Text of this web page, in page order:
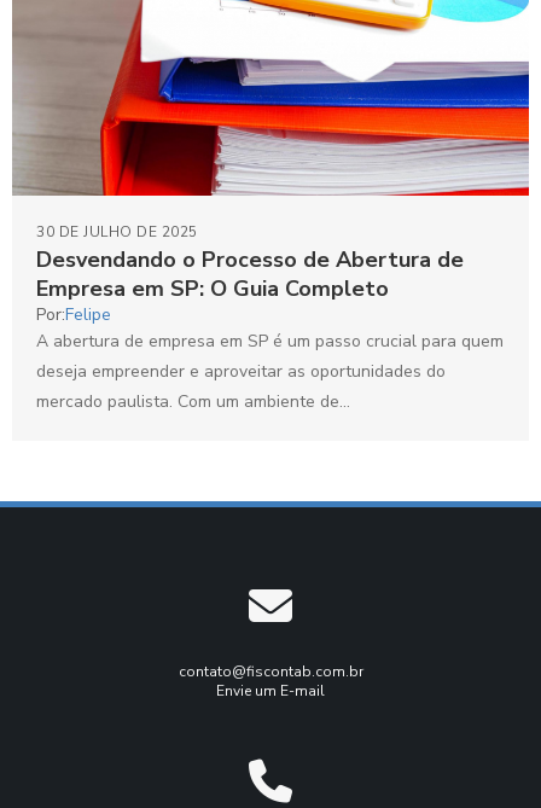
Desvendando o Processo de Abertura de
Empresa em SP: O Guia Completo
30 DE JULHO DE 2025
Por:Felipe
A abertura de empresa em SP é um passo crucial para quem
deseja empreender e aproveitar as oportunidades do
mercado paulista. Com um ambiente de...
contato@fiscontab.com.br
Envie um E-mail